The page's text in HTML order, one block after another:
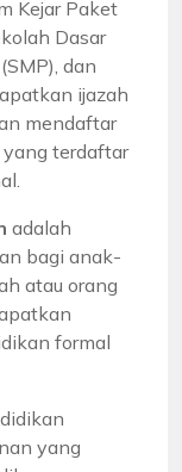
Kejar Paket
Dasar
dan
ijazah
mendaftar
terdaftar
adalah
bagi anak-
atau orang
formal
yang